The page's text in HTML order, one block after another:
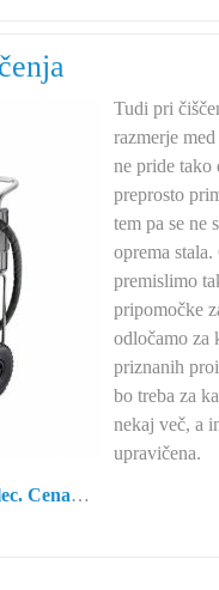
Tudi pri
razmerje
ne pride tako
preprosto
tem pa se ne
oprema
premislimo
pripomočke
odločamo za
priznanih
bo treba za
nekaj več, a
upravičena.
Cena…